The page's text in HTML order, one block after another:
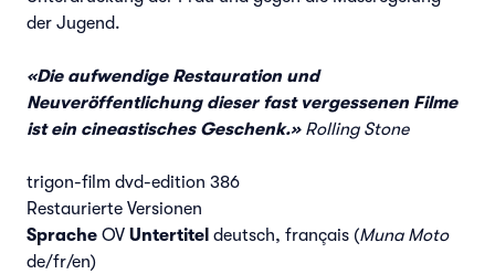
der Jugend.
«Die aufwendige Restauration und
Neuveröffentlichung dieser fast vergessenen Filme
ist ein cineastisches Geschenk.» Rolling Stone
trigon-film dvd-edition 386
Restaurierte Versionen
Sprache OV Untertitel deutsch, français (Muna Moto
de/fr/en)